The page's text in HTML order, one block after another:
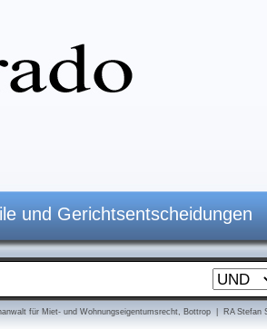
und Gerichtsentscheidungen
für Miet- und Wohnungseigentumsrecht, Bottrop | RA